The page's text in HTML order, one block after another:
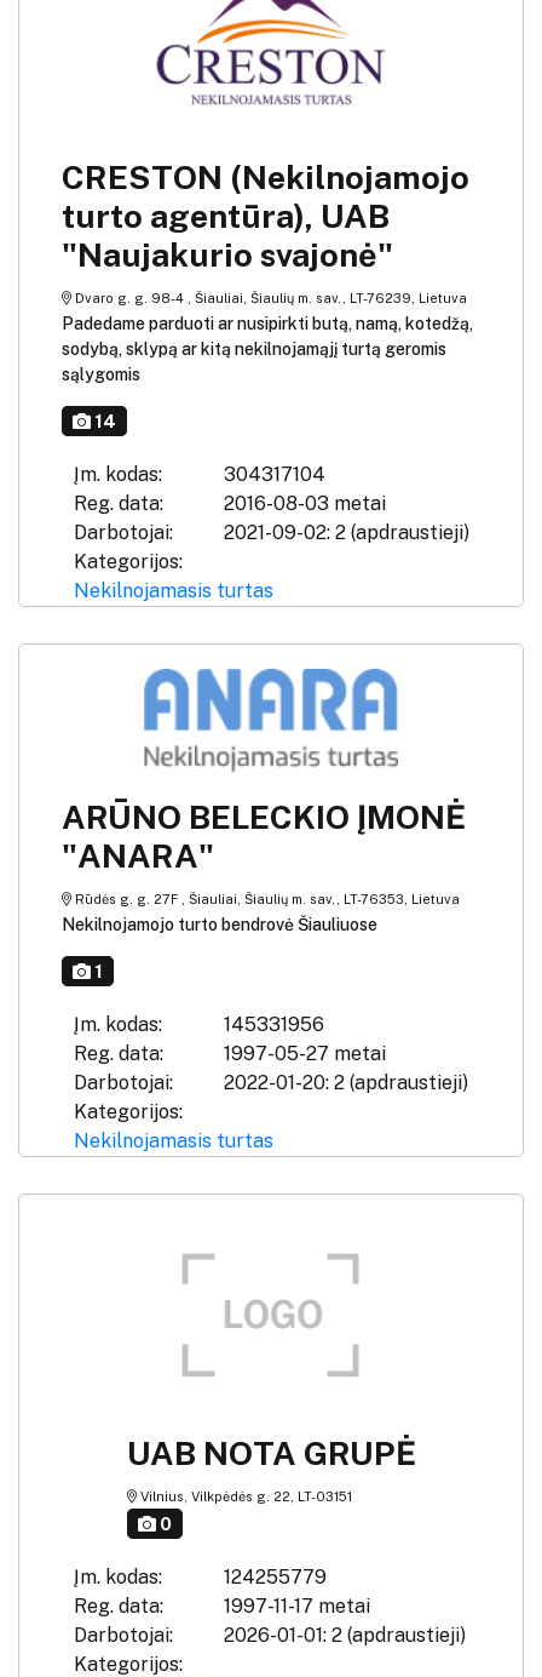
CRESTON (Nekilnojamojo
turto agentūra), UAB
"Naujakurio svajonė"
Dvaro g. g. 98-4 , Šiauliai, Šiaulių m. sav., LT-76239, Lietuva
Padedame parduoti ar nusipirkti butą, namą, kotedžą,
sodybą, sklypą ar kitą nekilnojamąjį turtą geromis
sąlygomis
14
Įm. kodas:
304317104
Reg. data:
2016-08-03 metai
Darbotojai:
2021-09-02: 2 (apdraustieji)
Kategorijos:
Nekilnojamasis turtas
ARŪNO BELECKIO ĮMONĖ
"ANARA"
Rūdės g. g. 27F , Šiauliai, Šiaulių m. sav., LT-76353, Lietuva
Nekilnojamojo turto bendrovė Šiauliuose
1
Įm. kodas:
145331956
Reg. data:
1997-05-27 metai
Darbotojai:
2022-01-20: 2 (apdraustieji)
Kategorijos:
Nekilnojamasis turtas
UAB NOTA GRUPĖ
Vilnius, Vilkpėdės g. 22, LT-03151
0
Įm. kodas:
124255779
Reg. data:
1997-11-17 metai
Darbotojai:
2026-01-01: 2 (apdraustieji)
Kategorijos: